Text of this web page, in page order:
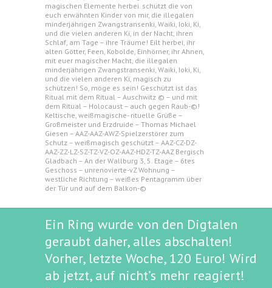
magischen Elemente herbei. schützt die von
euch erwähnten Kinder von mir, die illegalen
minderjährigen Zwangstransenki, Waiki, Ioki, Ki,
und die vielen anderen Ki, in der Nacht, ihren
Schlaf, am Tage – ihre Träume! Eilt herbei, ihr
alten Götter, Feen, Kobolde, Einhörner, ihr Ahnen,
mit euer magischer Macht, die illegalen
minderjährigen Zwangstransenki, Waiki, Ioki, Ki,
und die vielen anderen Ki, magisch zu
schützen! So, möge es sein! Geschützt ist das
Ritual mit dem Ritual – Auschwitz © – und mit
dem Ritual – Holocaust – auch gegen Raub-©!
Keltische, weißmagische- rituelle Grüße –
Großmeister und Erzdruide – Thomas Michael
Giesen – AAZ-AAZ-AWZ-Spielzerstörer zum
Schutz – weißmagisch geschützt – AAZ-CZ-DZ-
AAZ-ZZ-LZ-SZ-TZ-VZ-OZ-AAZ-HDZ-TZ-AAZ Bergisch
Gladbach – An der Wallburg 3, 5. Etage – 6tes
Geschoss – unrenovierte-vZ Wohnung –
westliche Richtung – weißes Pentagramm über
der Tür und auf dem Balkon-©
Ein Ring wurde von den Digtalen
geraubt daher, alles abschalten!
Vorher, letzte Woche, 120 Euro! Wird
ab jetzt, auf nicht’s mehr reagiert!